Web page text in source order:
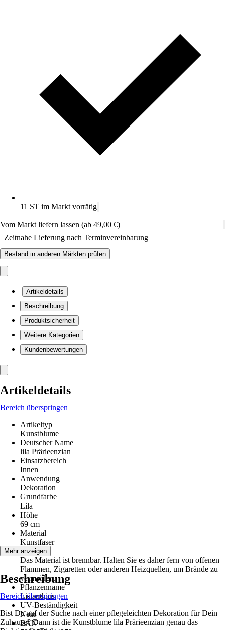
11 ST im Markt vorrätig
Vom Markt liefern lassen (ab 49,00 €)
Zeitnahe Lieferung nach Terminvereinbarung
Bestand in anderen Märkten prüfen
Artikeldetails
Beschreibung
Produktsicherheit
Weitere Kategorien
Kundenbewertungen
Artikeldetails
Bereich überspringen
Artikeltyp
Kunstblume
Deutscher Name
lila Prärieenzian
Einsatzbereich
Innen
Anwendung
Dekoration
Grundfarbe
Lila
Höhe
69 cm
Material
Kunstfaser
Hinweis
Das Material ist brennbar. Halten Sie es daher fern von offenen
Flammen, Zigaretten oder anderen Heizquellen, um Brände zu
vermeiden.
Pflanzenname
Lisianthius
UV-Beständigkeit
Nein
EAN
Mehr anzeigen
Beschreibung
Bereich überspringen
Bist Du auf der Suche nach einer pflegeleichten Dekoration für Dein
Zuhause? Dann ist die Kunstblume lila Prärieenzian genau das